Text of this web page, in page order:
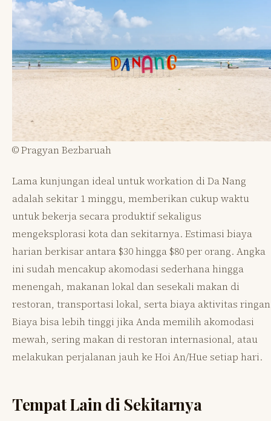
© Pragyan Bezbaruah
Lama kunjungan ideal untuk workation di Da Nang
adalah sekitar 1 minggu, memberikan cukup waktu
untuk bekerja secara produktif sekaligus
mengeksplorasi kota dan sekitarnya. Estimasi biaya
harian berkisar antara $30 hingga $80 per orang. Angka
ini sudah mencakup akomodasi sederhana hingga
menengah, makanan lokal dan sesekali makan di
restoran, transportasi lokal, serta biaya aktivitas
Biaya bisa lebih tinggi jika Anda memilih akomodasi
mewah, sering makan di restoran internasional, atau
melakukan perjalanan jauh ke Hoi An/Hue setiap hari.
Tempat Lain di Sekitarnya